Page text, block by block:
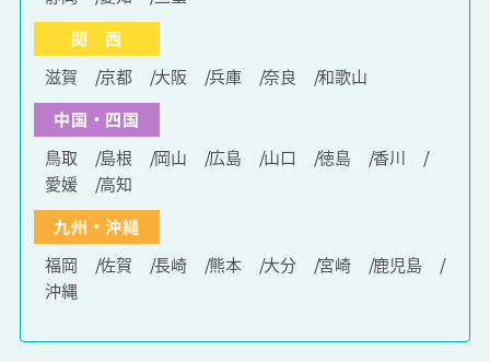
関 西
滋賀
京都 大阪 兵庫 奈良
和歌山
中国・四国
鳥取
島根 岡山 広島 山口 徳島
香川
愛媛
高知
九州・沖縄
福岡
佐賀 長崎 熊本 大分 宮崎
鹿児島
沖縄